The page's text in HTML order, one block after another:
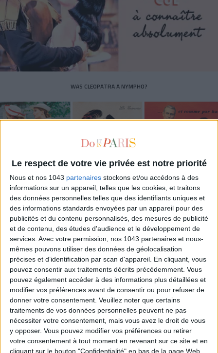
Le respect de votre vie privée est notre priorité
Nous et nos 1043 partenaires stockons et/ou accédons à des
informations sur un appareil, telles que les cookies, et traitons
des données personnelles telles que des identifiants uniques et
des informations standards envoyées par un appareil pour des
publicités et du contenu personnalisés, des mesures de publicité
et de contenu, des études d'audience et le développement de
services. Avec votre permission, nos 1043 partenaires et nous-
mêmes pouvons utiliser des données de géolocalisation
précises et d’identification par scan d'appareil. En cliquant, vous
pouvez consentir aux traitements décrits précédemment. Vous
pouvez également accéder à des informations plus détaillées et
modifier vos préférences avant de consentir ou pour refuser de
donner votre consentement. Veuillez noter que certains
traitements de vos données personnelles peuvent ne pas
nécessiter votre consentement, mais vous avez le droit de vous
y opposer. Vous pouvez modifier vos préférences ou retirer
votre consentement à tout moment en revenant sur ce site et en
cliquant sur le bouton "Confidentialité" en bas de la page Web.
WAS CLEOPATRA A NYMPHO?
THE NEW BIBLE OF FASHIONISTA